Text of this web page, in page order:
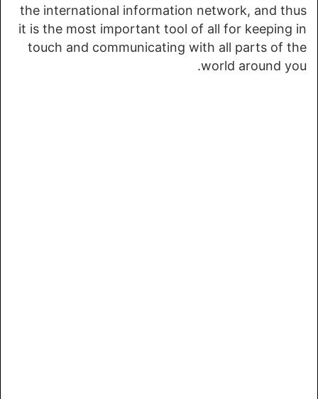
the international information network, and thus
it is the most important tool of all for keeping in
touch and communicating with all parts of the
world around you.